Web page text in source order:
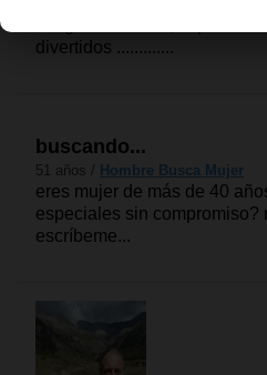
divertidos .............
buscando...
51 años / Hombre Busca Mujer
eres mujer de más de 40
especiales sin compromiso?
escríbeme...